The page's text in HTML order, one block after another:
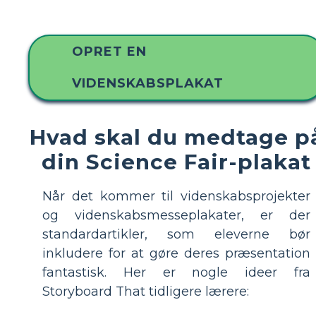
OPRET EN
VIDENSKABSPLAKAT
Hvad skal du medtage
din Science Fair-plakat
Når det kommer til videnskabsprojekter
og videnskabsmesseplakater, er der
standardartikler, som eleverne bør
inkludere for at gøre deres præsentation
fantastisk. Her er nogle ideer fra
Storyboard That tidligere lærere: